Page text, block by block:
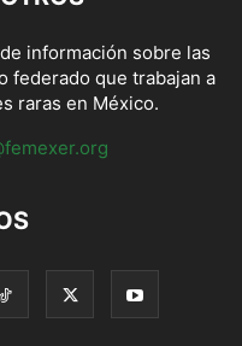
información sobre las
federado que trabajan a
raras en México.